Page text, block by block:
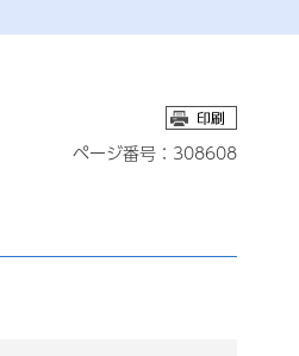
ページ番号：308608